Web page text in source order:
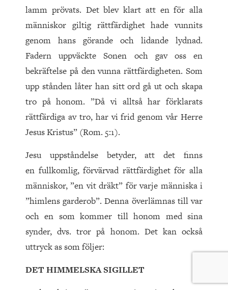
lamm prövats. Det blev klart att en för alla
människor giltig rättfärdighet hade vunnits
genom hans görande och lidande lydnad.
Fadern uppväckte Sonen och gav oss en
bekräftelse på den vunna rättfärdigheten. Som
upp stånden låter han sitt ord gå ut och skapa
tro på honom. ”Då vi alltså har förklarats
rättfärdiga av tro, har vi frid genom vår Herre
Jesus Kristus” (Rom. 5:1).
Jesu uppståndelse betyder, att det finns
en fullkomlig, förvärvad rättfärdighet för alla
människor, ”en vit dräkt” för varje människa i
”himlens garderob”. Denna överlämnas till var
och en som kommer till honom med sina
synder, dvs. tror på honom. Det kan också
uttryck as som följer:
DET HIMMELSKA SIGILLET